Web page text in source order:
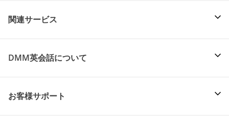
関連サービス
DMM英会話について
お客様サポート